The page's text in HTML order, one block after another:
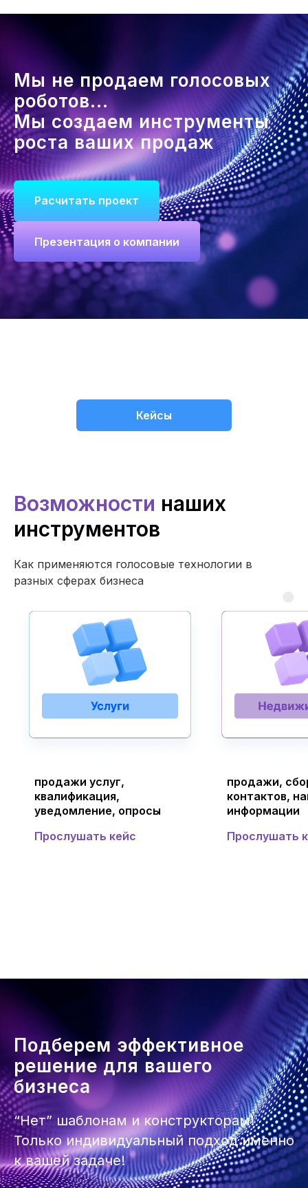
Мы не продаем голосовых
роботов...
Мы создаем инструменты
роста ваших продаж
Расчитать проект
Презентация о компании
Кейсы
Возможности наших
инструментов
Как применяются голосовые технологии в
разных сферах бизнеса
продажи услуг,
квалификация,
уведомление, опросы
Прослушать кейс
продажи,
контактов,
информации
Прослушать
Подберем эффективное
решение для вашего
бизнеса
“Нет” шаблонам и конструкторам!
Только индивидуальный подход именно
к вашей задаче!